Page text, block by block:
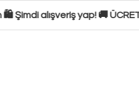
alışveriş yap! 🚚